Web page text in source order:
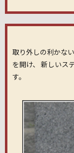
取り外しの利かな
を開け、 新しいス
す。